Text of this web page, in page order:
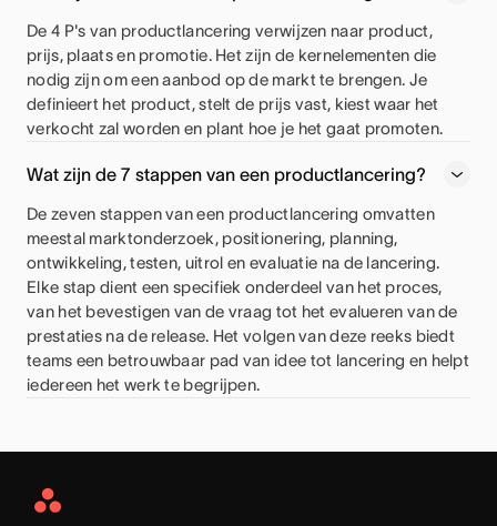
De 4 P's van productlancering verwijzen naar product,
prijs, plaats en promotie. Het zijn de kernelementen die
nodig zijn om een aanbod op de markt te brengen. Je
definieert het product, stelt de prijs vast, kiest waar het
verkocht zal worden en plant hoe je het gaat promoten.
Wat zijn de 7 stappen van een productlancering?
De zeven stappen van een productlancering omvatten
meestal marktonderzoek, positionering, planning,
ontwikkeling, testen, uitrol en evaluatie na de lancering.
Elke stap dient een specifiek onderdeel van het proces,
van het bevestigen van de vraag tot het evalueren van de
prestaties na de release. Het volgen van deze reeks biedt
teams een betrouwbaar pad van idee tot lancering en helpt
iedereen het werk te begrijpen.
Asana